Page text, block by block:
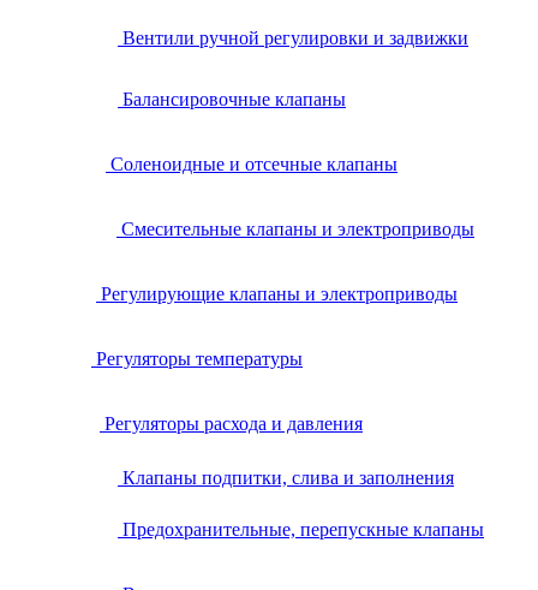
Вентили ручной регулировки и задвижки
Балансировочные клапаны
Соленоидные и отсечные клапаны
Смесительные клапаны и электроприводы
Регулирующие клапаны и электроприводы
Регуляторы температуры
Регуляторы расхода и давления
Клапаны подпитки, слива и заполнения
Предохранительные, перепускные клапаны